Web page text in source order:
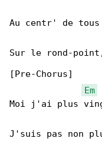
Au centr' de
Sur le rond-
[Pre-Chorus]
Em
Moi j'ai plus
J'suis pas non